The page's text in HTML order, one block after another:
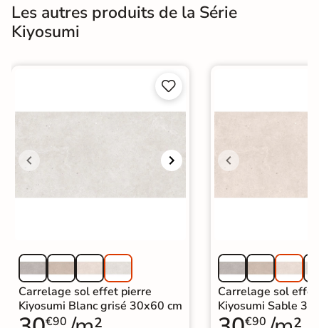
Les autres produits de la Série
Kiyosumi


Carrelage sol effet pierre
Kiyosumi Blanc grisé 30x60 cm
€90
Carrelage sol
Kiyosumi Sable
€90